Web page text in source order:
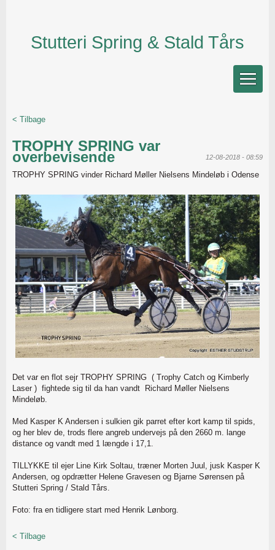
Stutteri Spring & Stald Tårs
< Tilbage
TROPHY SPRING var
overbevisende 12-08-2018 - 08:59
TROPHY SPRING vinder Richard Møller Nielsens Mindeløb i Odense
Det var en flot sejr TROPHY SPRING ( Trophy Catch og Kimberly
Laser ) fightede sig til da han vandt Richard Møller Nielsens
Mindeløb.
Med Kasper K Andersen i sulkien gik parret efter kort kamp til spids,
og her blev de, trods flere angreb undervejs på den 2660 m. lange
distance og vandt med 1 længde i 17,1.
TILLYKKE til ejer Line Kirk Soltau, træner Morten Juul, jusk Kasper K
Andersen, og opdrætter Helene Gravesen og Bjarne Sørensen på
Stutteri Spring / Stald Tårs.
Foto: fra en tidligere start med Henrik Lønborg.
< Tilbage